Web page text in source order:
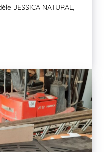
JESSICA NATURAL,